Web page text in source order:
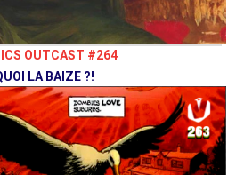
OUTCAST #264
LA BAIZE ?!